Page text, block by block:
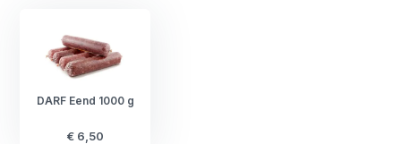
DARF Eend 1000 g
€ 6,50